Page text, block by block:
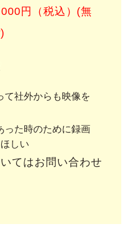
円（税込）(無
て社外からも映像を
った時のために録画
しい
てはお問い合わせ